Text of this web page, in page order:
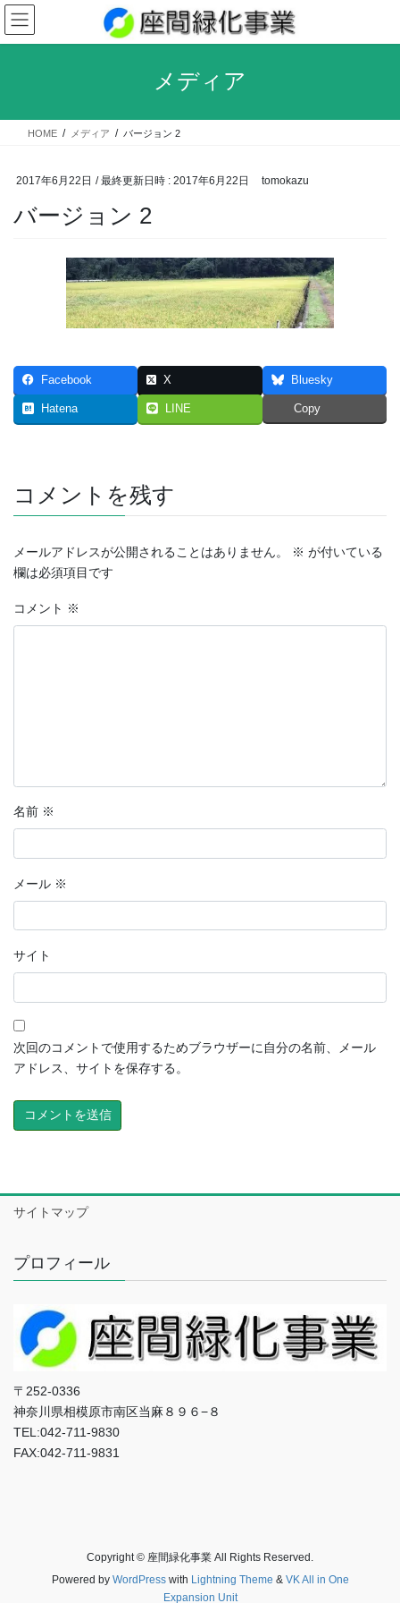
コ
ン
テ
ス
ナ
ビ
ゲ
ン
メディア
HOME メディア バージョン 2
2017年6月22日 / 最終更新日時 : 2017年6月22日 tomokazu
バージョン 2
Facebook X Bluesky
Hatena LINE Copy
コメントを残す
メールアドレスが公開されることはありません。 ※ が付いている
欄は必須項目です
コメント ※
名前 ※
メール ※
サイト
次回のコメントで使用するためブラウザーに自分の名前、メール
アドレス、サイトを保存する。
サイトマップ
プロフィール
〒252-0336
神奈川県相模原市南区当麻８９６−８
TEL:042-711-9830
FAX:042-711-9831
Copyright © 座間緑化事業 All Rights Reserved.
Powered by WordPresswith Lightning Theme & VK All in One
Expansion Unit